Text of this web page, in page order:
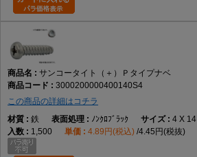
サンコータイト（＋）Ｐタイプナベ
3000200000400140S4
この商品の詳細はコチラ
鉄
ﾉﾝｸﾛﾌﾞﾗｯｸ 4 X 14
1,500
4.89円(税込) 4.45円(税抜)